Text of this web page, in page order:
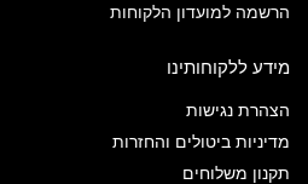
הרשמה למועדון הלקוחות
מידע ללקוחותינו
הצהרת נגישות
מדיניות ביטולים והחזרות
תקנון משלוחים